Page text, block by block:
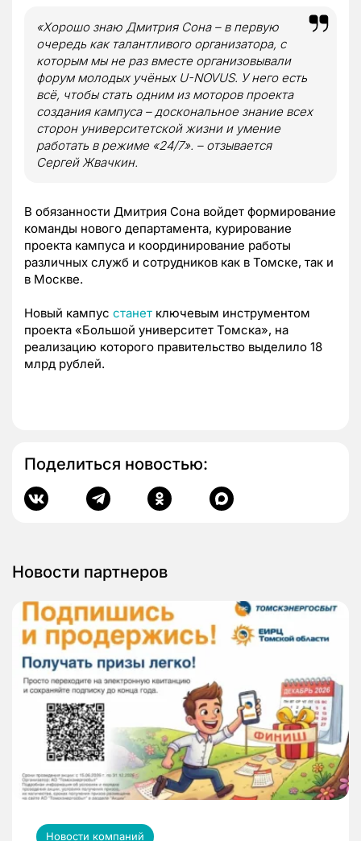
«Хорошо знаю Дмитрия Сона – в первую
очередь как талантливого организатора, с
которым мы не раз вместе организовывали
форум молодых учёных U-NOVUS. У него есть
всё, чтобы стать одним из моторов проекта
создания кампуса – доскональное знание всех
сторон университетской жизни и умение
работать в режиме «24/7». – отзывается
Сергей Жвачкин.
В обязанности Дмитрия Сона войдет формирование
команды нового департамента, курирование
проекта кампуса и координирование работы
различных служб и сотрудников как в Томске, так и
в Москве.
Новый кампус станет ключевым инструментом
проекта «Большой университет Томска», на
реализацию которого правительство выделило 18
млрд рублей.
Поделиться новостью:
Новости партнеров
Новости компаний